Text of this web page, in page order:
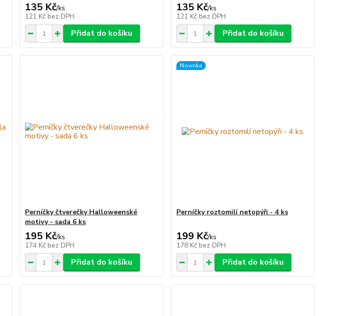
135 Kč/ks
121 Kč bez DPH
Přidat do košíku
135 Kč/ks
121 Kč bez DPH
Přidat do košíku
Perníčky čtverečky Halloweenské
motivy - sada 6 ks
195 Kč/ks
174 Kč bez DPH
Přidat do košíku
Novinka
Perníčky roztomilí netopýři - 4 ks
199 Kč/ks
178 Kč bez DPH
Přidat do košíku